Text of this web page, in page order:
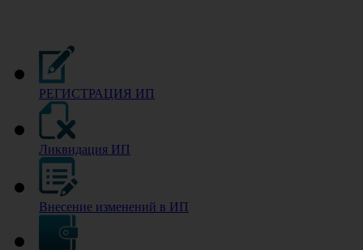
РЕГИСТРАЦИЯ ИП
Ликвидация ИП
Внесение изменений в ИП